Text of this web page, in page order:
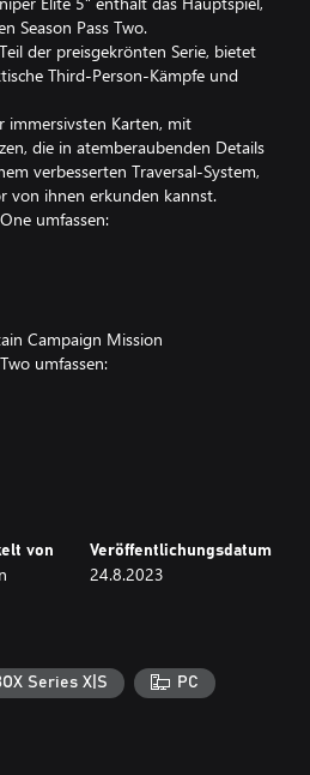
Season Pass Two.
der preisgekrönten Serie, bietet
Third-Person-Kämpfe und
immersivsten Karten, mit
die in atemberaubenden Details
verbesserten Traversal-System,
von ihnen erkunden kannst.
umfassen:
Campaign Mission
umfassen:
von Veröffentlichungsdatum
24.8.2023
Series X|S PC